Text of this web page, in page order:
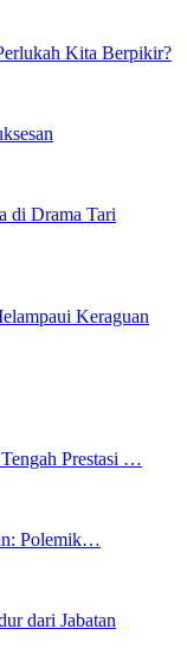
Kita Berpikir?
di Drama Tari
Keraguan
Prestasi …
Polemik…
dari Jabatan